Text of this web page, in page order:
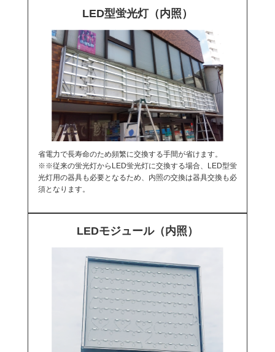
LED型蛍光灯（内照）
省電力で長寿命のため頻繁に交換する手間が省けます。
※※従来の蛍光灯からLED蛍光灯に交換する場合、LED型蛍
光灯用の器具も必要となるため、内照の交換は器具交換も必
須となります。
LEDモジュール（内照）